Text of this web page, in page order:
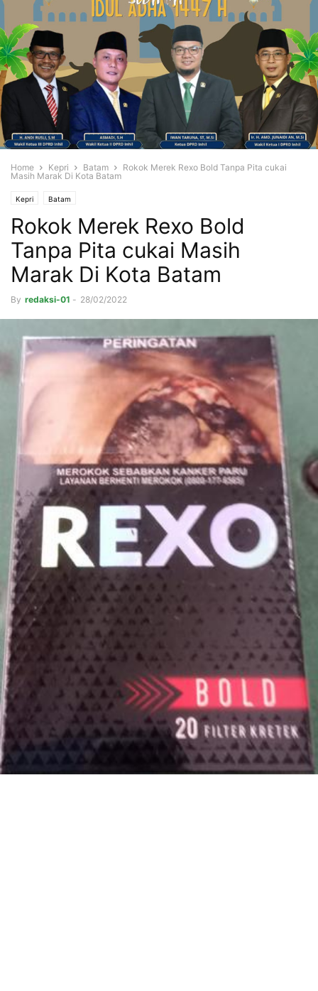
Home Kepri Batam
Rokok Merek Rexo Bold Tanpa Pita cukai
Masih Marak Di Kota Batam
Kepri Batam
Rokok Merek Rexo Bold
Tanpa Pita cukai Masih
Marak Di Kota Batam
By redaksi-01 - 28/02/2022